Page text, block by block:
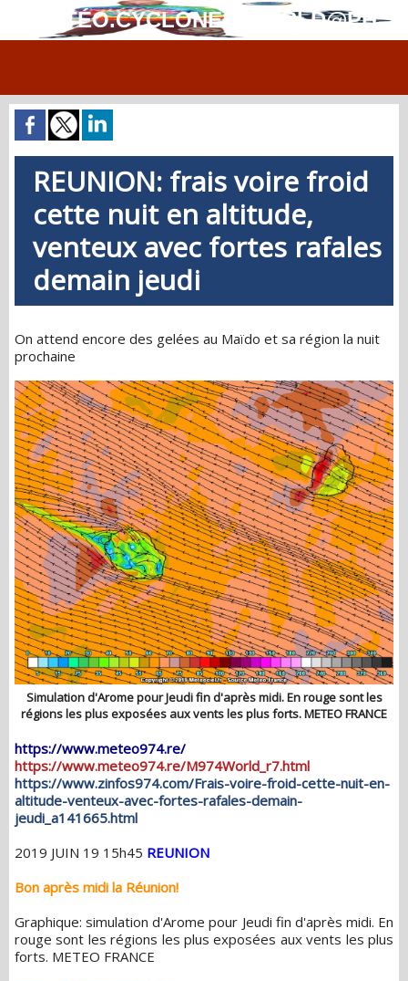
MÉTÉO.CYCLONES.WORLD@PH
REUNION: frais voire froid
cette nuit en altitude,
venteux avec fortes rafales
demain jeudi
On attend encore des gelées au Maïdo et sa région la nuit
prochaine
Simulation d'Arome pour Jeudi fin d'après midi. En rouge sont les
régions les plus exposées aux vents les plus forts. METEO FRANCE
https://www.meteo974.re/
https://www.meteo974.re/M974World_r7.html
https://www.zinfos974.com/Frais-voire-froid-cette-nuit-en-
altitude-venteux-avec-fortes-rafales-demain-
jeudi_a141665.html
2019 JUIN 19 15h45 REUNION
Bon après midi la Réunion!
Graphique: simulation d'Arome pour Jeudi fin d'après midi. En
rouge sont les régions les plus exposées aux vents les plus
forts. METEO FRANCE